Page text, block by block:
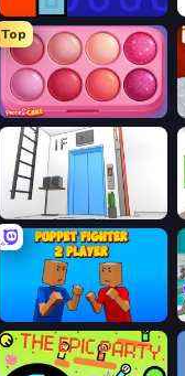
Lava and Aqua
Top
Piece of Cake: Merge and Bake
Elevator Room Escape
Puppet Fighter 2 Player